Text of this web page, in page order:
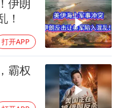
伊朗
！
打开APP
霸权